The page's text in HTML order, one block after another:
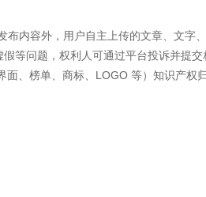
内容外，用户自主上传的文章、文字
等问题，权利人可通过平台投诉并提交
面、榜单、商标、LOGO 等）知识产权